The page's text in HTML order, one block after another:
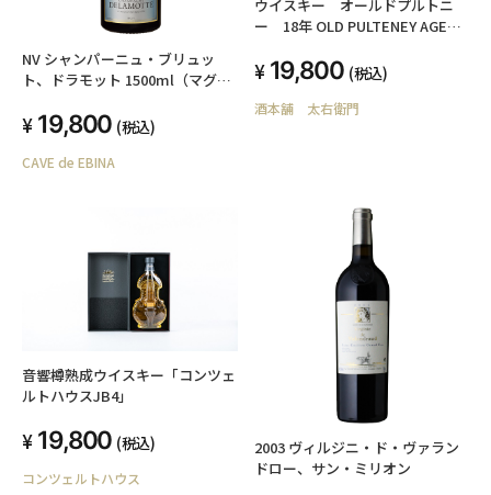
NV シャンパーニュ・ブリュッ
ト、ドラモット 1500ml（マグナ
19,800 (税込)
CAVE de EBINA
ウイスキー オールドプルトニ
ー 18年 OLD PULTENEY AGED
19,800 (税込)
酒本舗 太右衛門
音響樽熟成ウイスキー「コンツェ
ルトハウスJB4」
19,800 (税込)
コンツェルトハウス
2003 ヴィルジニ・ド・ヴァラン
ドロー、サン・ミリオン